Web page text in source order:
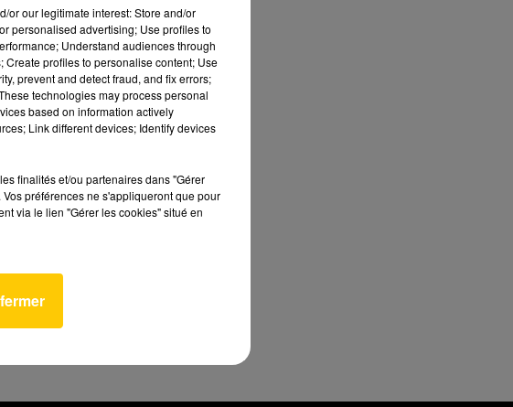
or our legitimate interest: Store and/or
personalised advertising; Use profiles to
Understand audiences through
profiles to personalise content; Use
prevent and detect fraud, and fix errors;
technologies may process personal
based on information actively
Link different devices; Identify devices
finalités et/ou partenaires dans "Gérer
préférences ne s'appliqueront que pour
via le lien "Gérer les cookies" situé en